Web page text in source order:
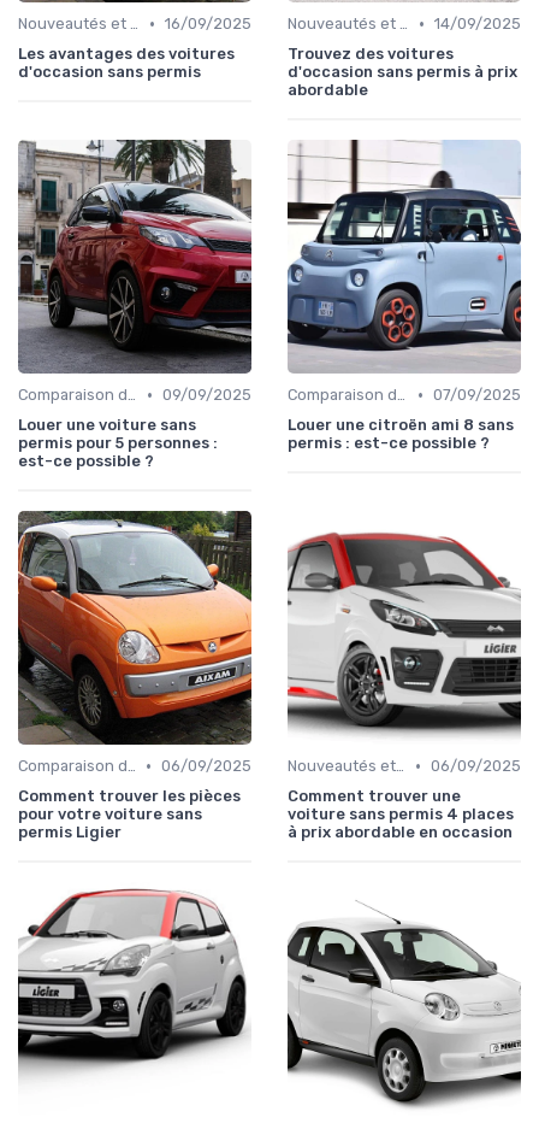
Nouveautés et Tendances • 16/09/2025
Les avantages des voitures
d'occasion sans permis
Nouveautés et Tendances • 14/09/2025
Trouvez des voitures
d'occasion sans permis à prix
abordable
Comparaison des Modèles • 09/09/2025
Louer une voiture sans
permis pour 5 personnes :
est-ce possible ?
Comparaison des Modèles • 07/09/2025
Louer une citroën ami 8 sans
permis : est-ce possible ?
Comparaison des Modèles • 06/09/2025
Comment trouver les pièces
pour votre voiture sans
permis Ligier
Nouveautés et Tendances • 06/09/2025
Comment trouver une
voiture sans permis 4 places
à prix abordable en occasion